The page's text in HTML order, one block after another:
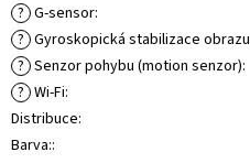
? G-sensor:
? Gyroskopická stabilizace obrazu
? Senzor pohybu (motion senzor):
? Wi-Fi:
Distribuce:
Barva::